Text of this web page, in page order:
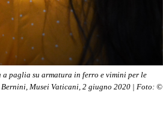
paglia su armatura in ferro e vimini per le
Musei Vaticani, 2 giugno 2020 | Foto: ©